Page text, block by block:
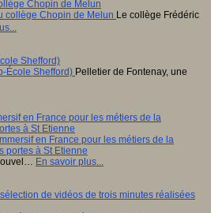
Chopin de Melun
Le collège Frédéric
Shefford)
Pelletier de Fontenay, une
en France pour les métiers de la
à St Etienne
En savoir plus...
de vidéos de trois minutes réalisées